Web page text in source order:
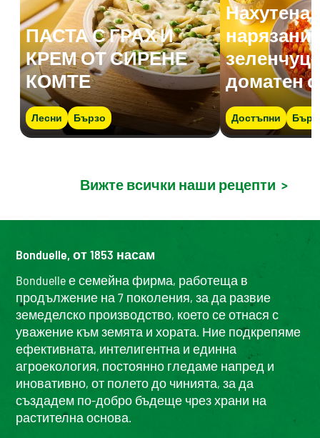
ПАСТА С ГРАХ И
КРЕМ ОТ СИРЕНЕ
КОМТЕ
Лесни Бързо
Нахутена
нарязани
доматен
Достъпни
Вижте всички наши рецепти >
Bonduelle, от 1853 насам
Bonduelle е семейна фирма, работеща в
продължение на 7 поколения, за да развие
земеделско производство, което се отнася с
уважение към земята и хората. Ние подкрепяме
ефективната, интелигентна и единна
агроекология, постоянно гледаме напред и
иновативно, от полето до чинията, за да
създадем по-добро бъдеще чрез храни на
растителна основа.